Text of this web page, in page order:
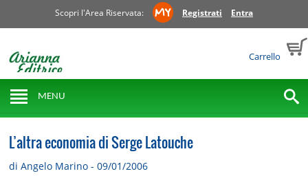
Scopri l'Area Riservata: Registrati Entra
Carrello
MENU
L’altra economia di Serge Latouche
di Angelo Marino - 09/01/2006